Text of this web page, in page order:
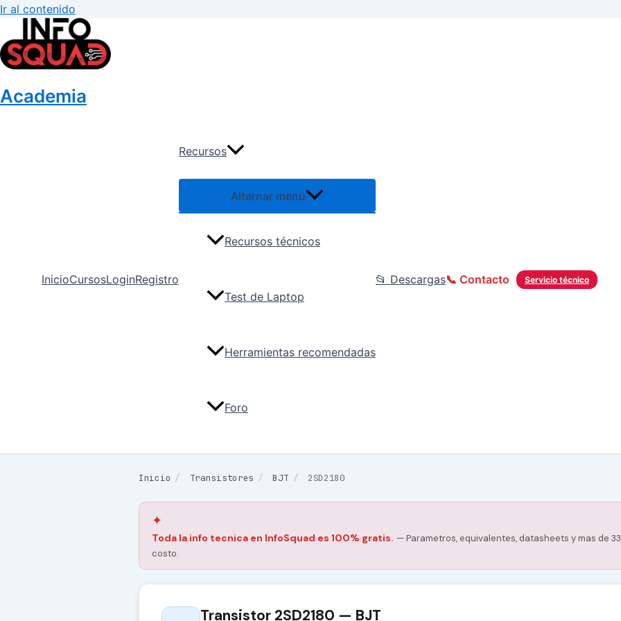
Ir al contenido
Academia
InicioCursosLoginRegistro
Recursos
Alternar menú
Recursos técnicos
Test de Laptop
Herramientas recomendadas
Foro
📂 Descargas Servicio técnico
📞 Contacto
Inicio / Transistores / BJT / 2SD2180
✦
Toda la info tecnica en InfoSquad es 100% gratis. — Parametros, equivalentes, datasheets y mas de
costo.
Transistor 2SD2180 — BJT